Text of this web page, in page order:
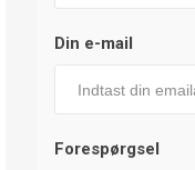
Din e-mail
Forespørgsel